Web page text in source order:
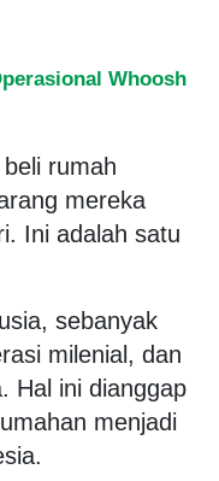
Whoosh
rumah
mereka
Ini adalah satu
sebanyak
milenial, dan
Hal ini dianggap
menjadi